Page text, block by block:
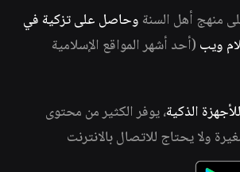
منهج أهل السنة وحاصل على تزكية في
ويب (أحد أشهر المواقع الإسلامية
الذكية، يوفر الكثير من محتوى
ولا يحتاج للاتصال بالانترنت